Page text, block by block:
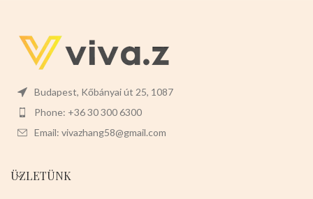
Budapest, Kőbányai út 25, 1087
Phone: +36 30 300 6300
Email: vivazhang58@gmail.com
ÜZLETÜNK